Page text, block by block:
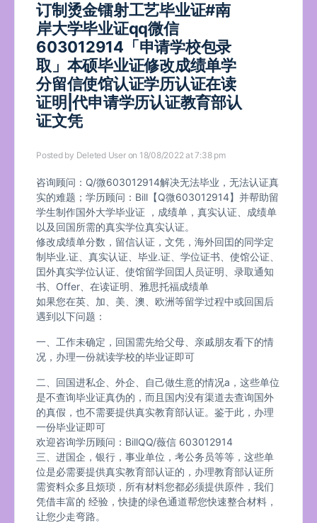
订制烫金镭射工艺毕业证#南
岸大学毕业证qq微信
603012914「申请学校包录
取」本硕毕业证修改成绩单学
分留信使馆认证学历认证在读
证明|代申请学历认证教育部认
证文凭
Posted by Deleted User on 18/08/2022 at 7:38 pm
咨询顾问：Q/微603012914解决无法毕业，无法认证真
实的难题；学历顾问：Bill【Q微603012914】并帮助留
学生制作国外大学毕业证 ，成绩单，真实认证、成绩单
以及回国所需的真实学位真实认证。
修改成绩单分数，留信认证，文凭，海外回囯的同学定
制毕业.证、真实认证、毕业.证、学位证书、使馆公证、
囯外真实学位认证、使馆留学回囯人员证明、录取通知
书、Offer、在读证明、雅思托福成绩单
如果您在英、加、美、澳、欧洲等留学过程中或回国后
遇到以下问题：
一、工作未确定，回国需先给父母、亲戚朋友看下的情
况，办理一份就读学校的毕业证即可
二、回国进私企、外企、自己做生意的情况a，这些单位
是不查询毕业证真伪的，而且国内没有渠道去查询国外
的真假，也不需要提供真实教育部认证。鉴于此，办理
一份毕业证即可
欢迎咨询学历顾问：BillQQ/薇信 603012914
三、进国企，银行，事业单位，考公务员等等，这些单
位是必需要提供真实教育部认证的，办理教育部认证所
需资料众多且烦琐，所有材料您都必须提供原件，我们
凭借丰富的 经验，快捷的绿色通道帮您快速整合材料，
让您少走弯路。